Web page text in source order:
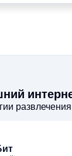
развлечения